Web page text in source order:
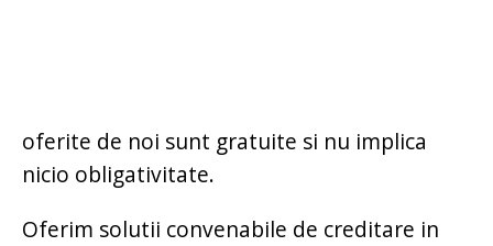
oferite de noi sunt gratuite si nu implica
nicio obligativitate.
Oferim solutii convenabile de creditare in